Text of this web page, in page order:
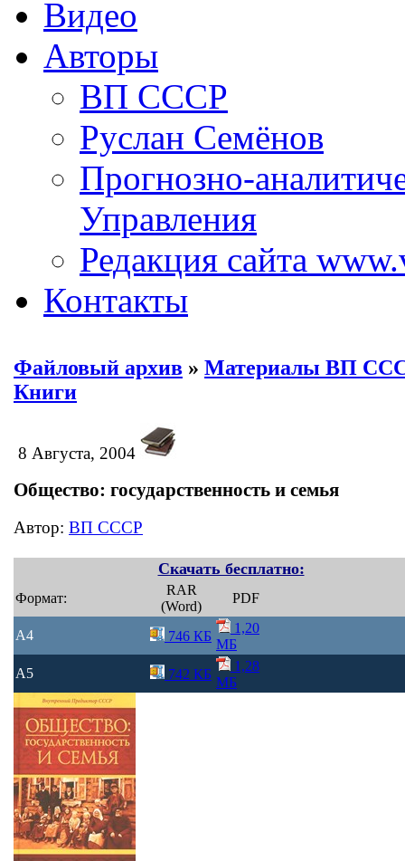
Видео
Авторы
ВП СССР
Руслан Семёнов
Прогнозно-
Управления
Редакция сайта
Контакты
Файловый архив » Материалы ВП
Книги
8 Августа, 2004
Общество: государственность и семья
Автор: ВП СССР
Скачать бесплатно:
Формат:
RAR
(Word)
PDF
A4 746 КБ
1,20
МБ
A5
742 КБ
1,28
МБ